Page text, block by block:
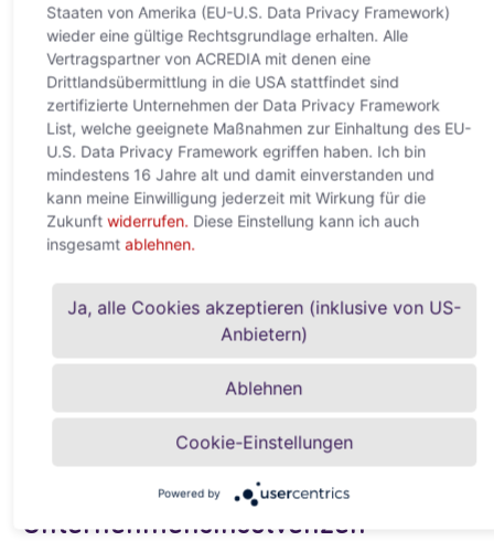
grundlegend – Europa droht neue
digitale Abhängigkeit
22. Mai 2026
Neue Studie von ACREDIA und Allianz Trade zeigt: Der globale
AI-Boom verschiebt Macht, Infrastruktur und Wertschöpfung
Wien, 22. Mai 2026 – Künstliche Intelligenz entwickelt sich
rasant zu
Weiterlesen »
Nahostkonflikt treibt
Unternehmensinsolvenzen
Staaten von Amerika (EU-U.S. Data Privacy Framework)
wieder eine gültige Rechtsgrundlage erhalten. Alle
Vertragspartner von ACREDIA mit denen eine
Drittlandsübermittlung in die USA stattfindet sind
zertifizierte Unternehmen der Data Privacy Framework
List, welche geeignete Maßnahmen zur Einhaltung des EU-
U.S. Data Privacy Framework egriffen haben. Ich bin
mindestens 16 Jahre alt und damit einverstanden und
kann meine Einwilligung jederzeit mit Wirkung für die
Zukunft widerrufen.Diese Einstellung kann ich auch
insgesamt ablehnen.
Ja, alle Cookies akzeptieren (inklusive von US-
Anbietern)
Ablehnen
Cookie-Einstellungen
Powered by